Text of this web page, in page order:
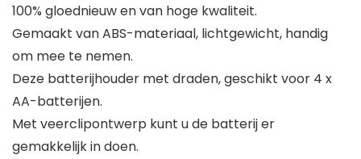
100% gloednieuw en van hoge kwaliteit.
Gemaakt van ABS-materiaal, lichtgewicht, handig
om mee te nemen.
Deze batterijhouder met draden, geschikt voor 4 x
AA-batterijen.
Met veerclipontwerp kunt u de batterij er
gemakkelijk in doen.